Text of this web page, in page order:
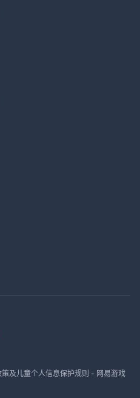
及儿童个人信息保护规则 - 网易游戏